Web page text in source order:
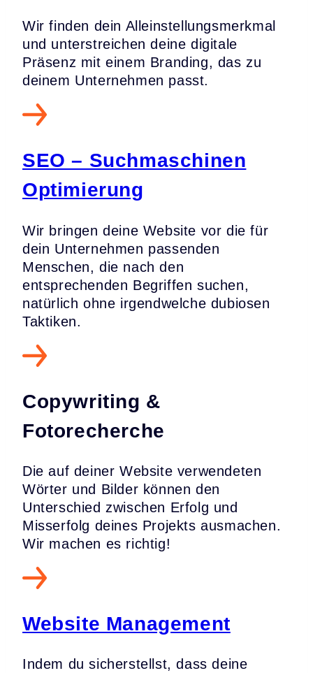
Wir finden dein Alleinstellungsmerkmal
und unterstreichen deine digitale
Präsenz mit einem Branding, das zu
deinem Unternehmen passt.
SEO – Suchmaschinen
Optimierung
Wir bringen deine Website vor die für
dein Unternehmen passenden
Menschen, die nach den
entsprechenden Begriffen suchen,
natürlich ohne irgendwelche dubiosen
Taktiken.
Copywriting &
Fotorecherche
Die auf deiner Website verwendeten
Wörter und Bilder können den
Unterschied zwischen Erfolg und
Misserfolg deines Projekts ausmachen.
Wir machen es richtig!
Website Management
Indem du sicherstellst, dass deine